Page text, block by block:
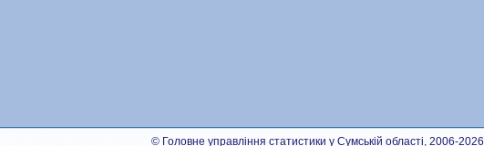
© Головне управління статистики у Сумській області, 2006-2026